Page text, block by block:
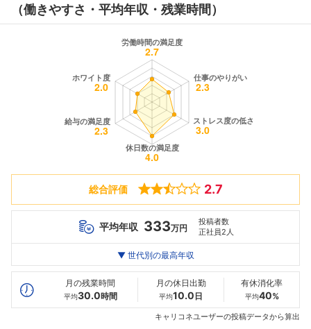
（働きやすさ・平均年収・残業時間）
総合評価 2.7
平均年収 333万円
投稿者数
正社員2人
最高年収
20代
359万
30代
--万
--万
▼ 世代別の最高年収
月の残業時間
平均30.0時間
月の休日出勤
平均10.0 日
有休消化率
平均40%
キャリコネユーザーの投稿データから算出